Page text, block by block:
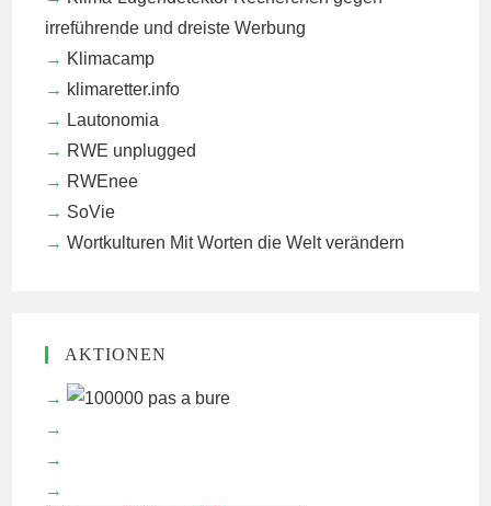
irreführende und dreiste Werbung
Klimacamp
klimaretter.info
Lautonomia
RWE unplugged
RWEnee
SoVie
Wortkulturen Mit Worten die Welt verändern
AKTIONEN